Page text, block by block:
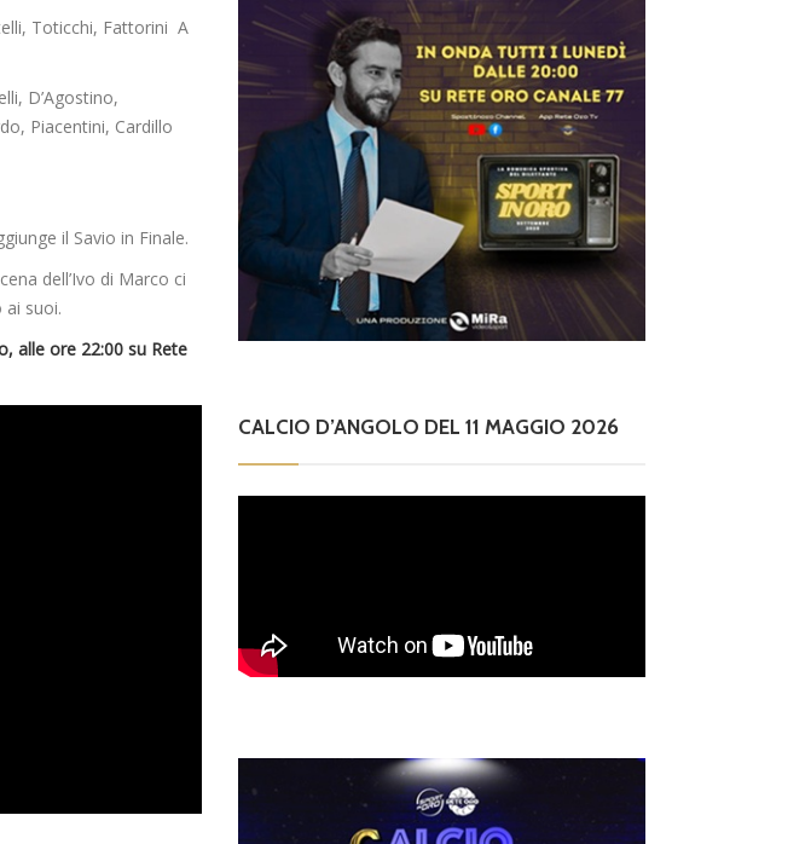
Toticchi, Fattorini A
D’Agostino,
Piacentini, Cardillo
il Savio in Finale.
dell’Ivo di Marco ci
ai suoi.
alle ore 22:00 su Rete
CALCIO D’ANGOLO DEL 11 MAGGIO 2026